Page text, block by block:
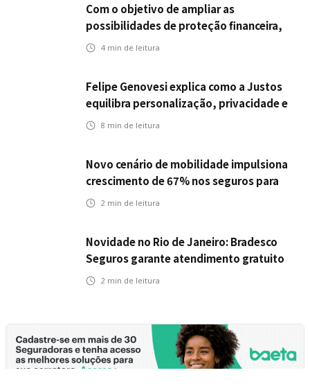
Com o objetivo de ampliar as
possibilidades de proteção financeira,
Icatu Seguros eleva capital segurado
4 min de leitura
Felipe Genovesi explica como a Justos
equilibra personalização, privacidade e
tecnologia
8 min de leitura
Novo cenário de mobilidade impulsiona
crescimento de 67% nos seguros para
veículos elétricos da Bradesco Seguros
2 min de leitura
Novidade no Rio de Janeiro: Bradesco
Seguros garante atendimento gratuito
na Ponte Rio-Niterói
2 min de leitura